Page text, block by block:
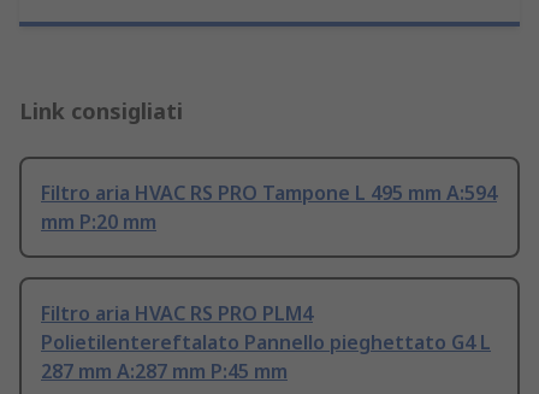
Link consigliati
Filtro aria HVAC RS PRO Tampone L 495 mm A:594
mm P:20 mm
Filtro aria HVAC RS PRO PLM4
Polietilentereftalato Pannello pieghettato G4 L
287 mm A:287 mm P:45 mm